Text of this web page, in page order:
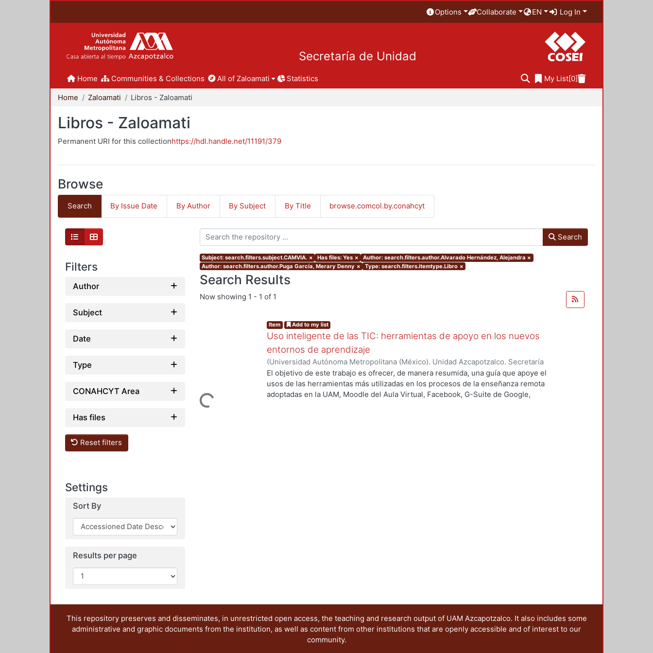
Options Collaborate EN Log In
Secretaría de Unidad
Home Communities & Collections All of Zaloamati Statistics My List[0]
Home Zaloamati Libros - Zaloamati
Libros - Zaloamati
Permanent URI for this collectionhttps://hdl.handle.net/11191/379
Browse
Search By Issue Date By Author By Subject By Title browse.comcol.by.conahcyt
Filters
Author
Subject
Date
Type
CONAHCYT Area
Has files
Reset filters
Settings
Sort By
Results per page
Search
Subject: search.filters.subject.CAMVIA. × Has files: Yes × Author: search.filters.author.Alvarado Hernández, Alejandra ×
Author: search.filters.author.Puga García, Merary Denny × Type: search.filters.itemtype.Libro ×
Search Results
Now showing 1 - 1 of 1
Loading...
Item Add to my list
Uso inteligente de las TIC: herramientas de apoyo en los nuevos
entornos de aprendizaje
(Universidad Autónoma Metropolitana (México). Unidad Azcapotzalco. Secretaría
Académica.,2021) García Castro, María Beatriz;Orozco García, Paola Yatzel;Puga
García, Merary Denny;Martínez Morales, Mercedes Isabel;Alvarado Hernández,
Alejandra; Tarango de la Torre, Juan Carlos
El objetivo de este trabajo es ofrecer, de manera resumida, una guía que apoye el
usos de las herramientas más utilizadas en los procesos de la enseñanza remota
adoptadas en la UAM, Moodle del Aula Virtual, Facebook, G-Suite de Google,
This repository preserves and disseminates, in unrestricted open access, the teaching and research output of UAM Azcapotzalco. It also includes some
administrative and graphic documents from the institution, as well as content from other institutions that are openly accessible and of interest to our
community.